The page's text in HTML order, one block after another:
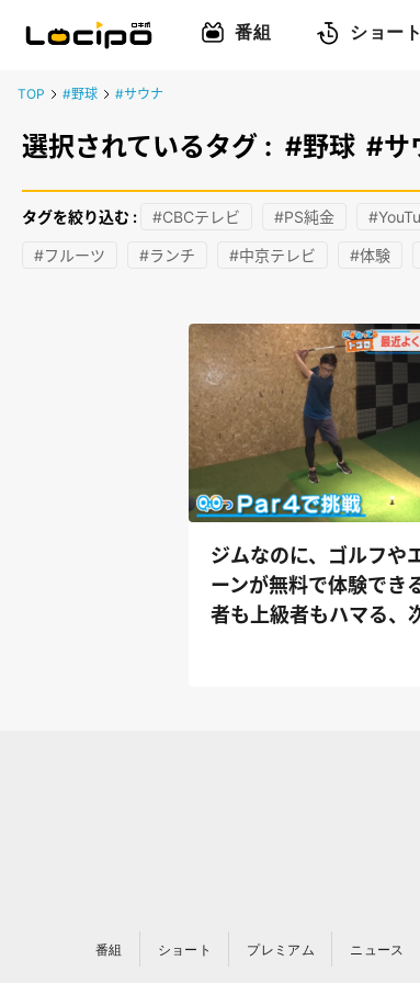
番組 ショート
TOP #野球 #サウナ
選択されているタグ : #野球 #サ
タグを絞り込む : #CBCテレビ #PS純金
#フルーツ #ランチ #中京テレビ #体験
ジムなのに、ゴルフや
ーンが無料で体験でき
者も上級者もハマる、
番組 ショート プレミアム ニュース